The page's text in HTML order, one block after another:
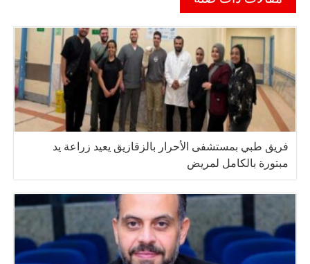
فريق طبي بمستشفى الأحرار بالزقازيق يعيد زراعة يد
مبتورة بالكامل لمريض